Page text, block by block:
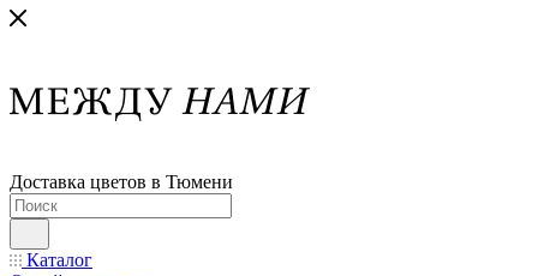
Доставка цветов в Тюмени
Каталог